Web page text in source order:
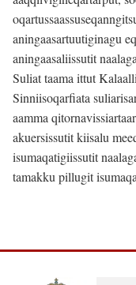
aningaasartuutiginagu
aningaasaliissutit
Suliat taama ittut
Sinniisoqarfiata
aamma
akuersissutit kiisalu
isumaqatigiissutit
tamakku pillugit